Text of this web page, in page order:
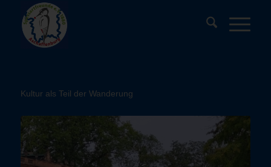
Kultur als Teil der Wanderung